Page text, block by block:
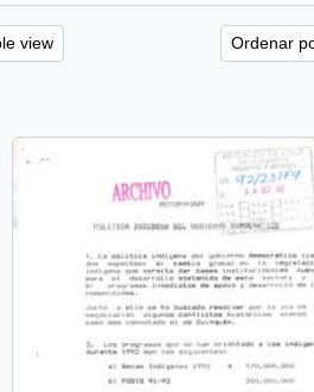
view Ordenar